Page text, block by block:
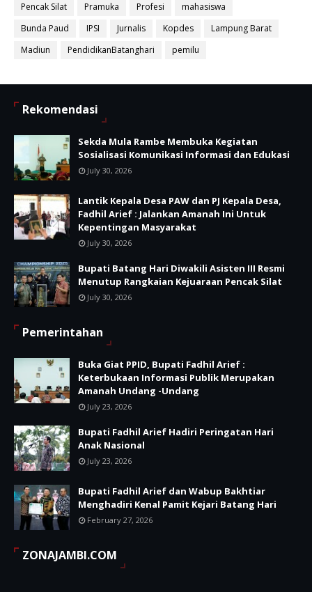
Pencak Silat
Pramuka Profesi
mahasiswa
Bunda Paud
IPSI Jurnalis Kopdes
Lampung Barat
Madiun
PendidikanBatanghari pemilu
Rekomendasi
Sekda Mula Rambe Membuka Kegiatan
Sosialisasi Komunikasi Informasi dan Edukasi
July 30, 2026
Lantik Kepala Desa PAW dan PJ Kepala Desa,
Fadhil Arief : Jalankan Amanah Ini Untuk
Kepentingan Masyarakat
July 30, 2026
Bupati Batang Hari Diwakili Asisten III Resmi
Menutup Rangkaian Kejuaraan Pencak Silat
July 30, 2026
Pemerintahan
Buka Giat PPID, Bupati Fadhil Arief :
Keterbukaan Informasi Publik Merupakan
Amanah Undang -Undang
July 23, 2026
Bupati Fadhil Arief Hadiri Peringatan Hari
Anak Nasional
July 23, 2026
Bupati Fadhil Arief dan Wabup Bakhtiar
Menghadiri Kenal Pamit Kejari Batang Hari
February 27, 2026
ZONAJAMBI.COM